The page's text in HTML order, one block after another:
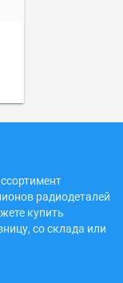
радиодеталей
купить
со склада или